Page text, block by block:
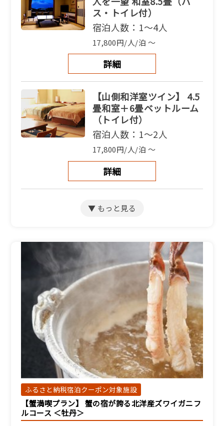
ス・トイレ付）
宿泊人数：1～4人
17,800円/人/泊 ～
詳細
【山側和洋室ツイン】 4.5
畳和室＋6畳ベットルーム
（トイレ付）
宿泊人数：1～2人
17,800円/人/泊 ～
詳細
【別館和洋室】和室9畳＋
洋室4.5畳（バス・トイレ
宿泊人数：2～5人
17,800円/人/泊 ～
【別館和室】海側和室7.5
畳（トイレ付）
宿泊人数：1～4人
17,800円/人/泊 ～
詳細
【別館和室】眺望無し和
室7.5畳（トイレ付）
ふるさと納税宿泊クーポン対象施設
【蟹満喫プラン】 蟹の宿が誇る北洋産ズワイガニフ
ルコース ＜牡丹＞